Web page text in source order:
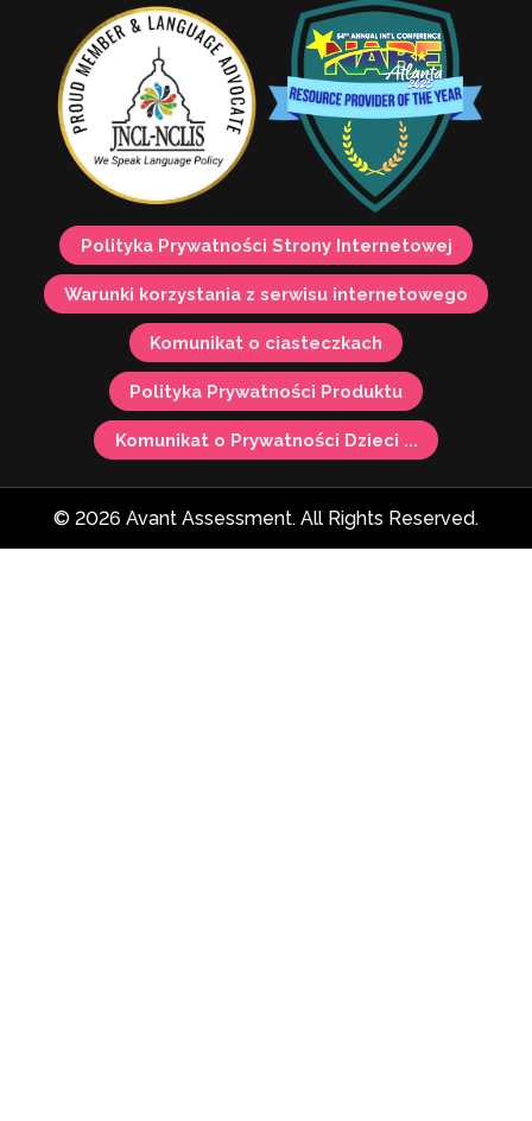
Polityka Prywatności Strony Internetowej
Warunki korzystania z serwisu internetowego
Komunikat o ciasteczkach
Polityka Prywatności Produktu
Komunikat o Prywatności Dzieci ...
© 2026 Avant Assessment. All Rights Reserved.